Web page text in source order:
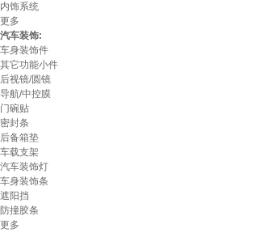
内饰系统
更多
汽车装饰:
车身装饰件
其它功能小件
后视镜/圆镜
导航/中控膜
门碗贴
密封条
后备箱垫
车载支架
汽车装饰灯
车身装饰条
遮阳挡
防撞胶条
更多